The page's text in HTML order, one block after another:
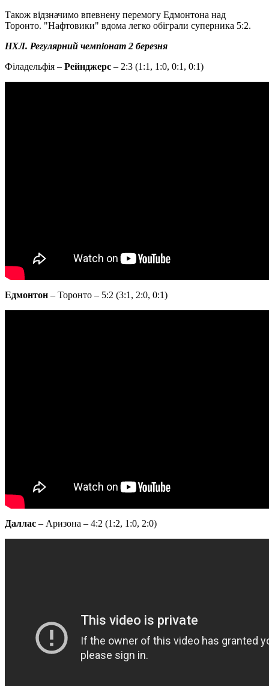
Також відзначимо впевнену перемогу Едмонтона над
Торонто. "Нафтовики" вдома легко обіграли суперника 5:2.
НХЛ. Регулярний чемпіонат 2 березня
Філадельфія – Рейнджерс – 2:3 (1:1, 1:0, 0:1, 0:1)
Едмонтон – Торонто – 5:2 (3:1, 2:0, 0:1)
Даллас – Аризона – 4:2 (1:2, 1:0, 2:0)